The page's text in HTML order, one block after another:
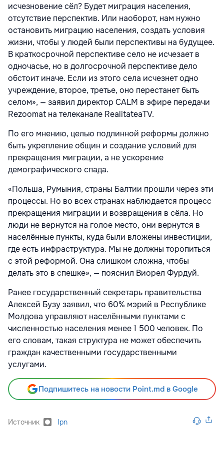
исчезновение сёл? Будет миграция населения,
отсутствие перспектив. Или наоборот, нам нужно
остановить миграцию населения, создать условия
жизни, чтобы у людей были перспективы на будущее.
В краткосрочной перспективе село не исчезает в
одночасье, но в долгосрочной перспективе дело
обстоит иначе. Если из этого села исчезнет одно
учреждение, второе, третье, оно перестанет быть
селом», — заявил директор CALM в эфире передачи
Rezoomat на телеканале RealitateaTV.
По его мнению, целью подлинной реформы должно
быть укрепление общин и создание условий для
прекращения миграции, а не ускорение
демографического спада.
«Польша, Румыния, страны Балтии прошли через эти
процессы. Но во всех странах наблюдается процесс
прекращения миграции и возвращения в сёла. Но
люди не вернутся на голое место, они вернутся в
населённые пункты, куда были вложены инвестиции,
где есть инфраструктура. Мы не должны торопиться
с этой реформой. Она слишком сложна, чтобы
делать это в спешке», — пояснил Виорел Фурдуй.
Ранее государственный секретарь правительства
Алексей Бузу заявил, что 60% мэрий в Республике
Молдова управляют населёнными пунктами с
численностью населения менее 1 500 человек. По
его словам, такая структура не может обеспечить
граждан качественными государственными
услугами.
Подпишитесь на новости Point.md в Google
Источник Ipn